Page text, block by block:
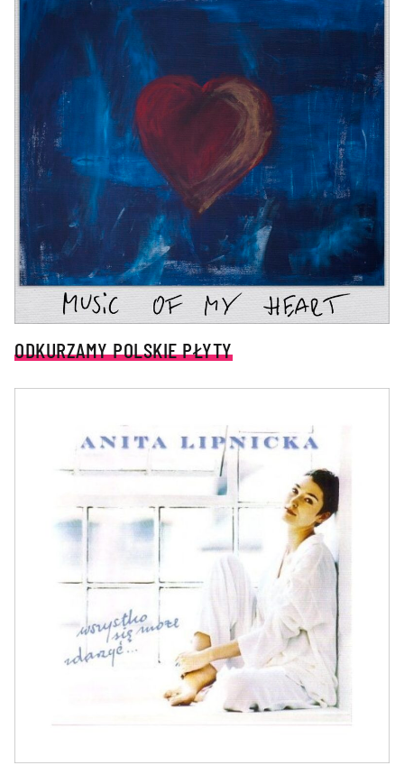
ODKURZAMY POLSKIE PŁYTY